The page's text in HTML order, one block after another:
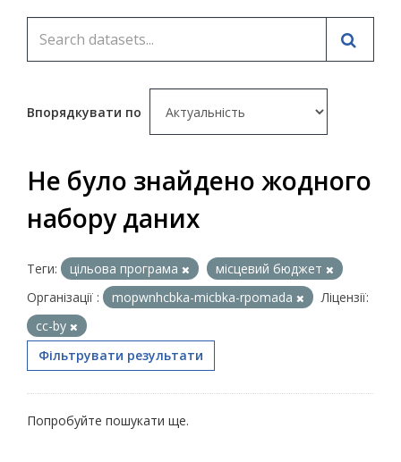
Впорядкувати по
Не було знайдено жодного
набору даних
Теги: цільова програма
місцевий бюджет
Організації :
mopwnhcbka-micbka-rpomada
Ліцензії:
cc-by
Фільтрувати результати
Попробуйте пошукати ще.